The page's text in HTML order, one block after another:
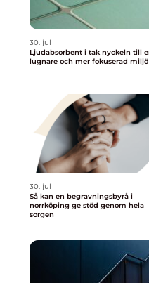
30. jul
Ljudabsorbent i tak nyckeln till en
lugnare och mer fokuserad miljö
30. jul
Så kan en begravningsbyrå i
norrköping ge stöd genom hela
sorgen